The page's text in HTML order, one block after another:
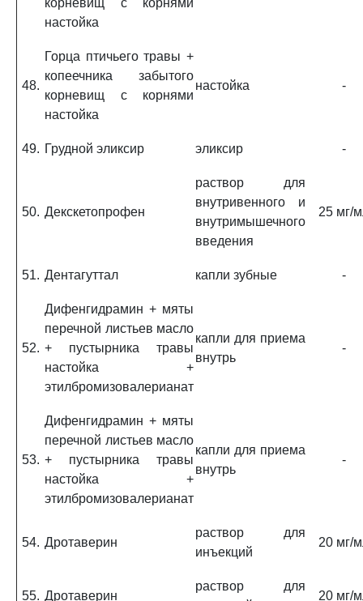
корневищ с корнями
настойка
48.
Горца птичьего травы +
копеечника забытого
корневищ с корнями
настойка
настойка -
49. Грудной эликсир эликсир -
50. Декскетопрофен
раствор для
внутривенного и
внутримышечного
введения
25 мг/
51. Дентагуттал капли зубные -
52.
Дифенгидрамин + мяты
перечной листьев масло
+ пустырника травы
настойка +
этилбромизовалерианат
капли для приема
внутрь
-
53.
Дифенгидрамин + мяты
перечной листьев масло
+ пустырника травы
настойка +
этилбромизовалерианат
капли для приема
внутрь
-
54. Дротаверин
раствор для
инъекций
20 мг/
55. Дротаверин
раствор для
20 мг/